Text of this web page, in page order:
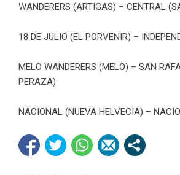
WANDERERS (ARTIGAS) – CENTRAL
18 DE JULIO (EL PORVENIR) –
MELO WANDERERS (MELO) – SAN
PERAZA)
NACIONAL (NUEVA HELVECIA) –